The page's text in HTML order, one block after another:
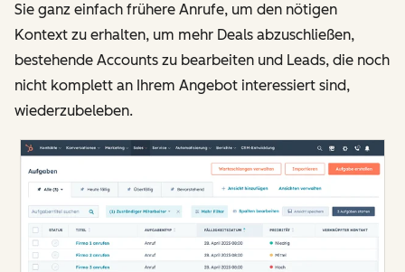
Sie ganz einfach frühere Anrufe, um den nötigen
Kontext zu erhalten, um mehr Deals abzuschließen,
bestehende Accounts zu bearbeiten und Leads, die noch
nicht komplett an Ihrem Angebot interessiert sind,
wiederzubeleben.